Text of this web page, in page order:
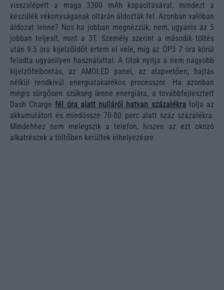
visszalépett a maga 3300 mAh kapacitásával, mindezt a
készülék vékonyságának oltárán áldozták fel. Azonban valóban
áldozat lenne? Nos ha jobban megnézzük, nem, ugyanis az 5
jobban teljesít, mint a 3T. Személy szerint a második töltés
után 9.5 óra kijelzőidőt értem el vele, míg az OP3 7 óra körül
feladta ugyanilyen használattal. A titok nyitja a nem nagyobb
kijelzőfelbontás, az AMOLED panel, az alapvetően, hajtás
nélkül rendkívül energiatakarékos processzor. Ha azonban
mégis sürgősen szükség lenne energiára, a továbbfejlesztett
Dash Chargefél óra alatt nulláról hatvan százalékratolja az
akkumulátort és mindössze 70-80 perc alatt száz százalékra.
Mindehhez nem melegszik a telefon, hiszen az ezt okozó
alkatrészek a töltőben kerültek elhelyezésre.